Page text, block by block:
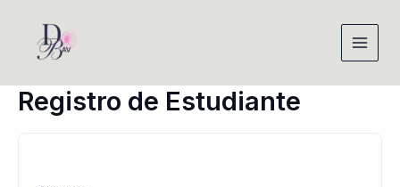
contenido
Registro de Estudiante